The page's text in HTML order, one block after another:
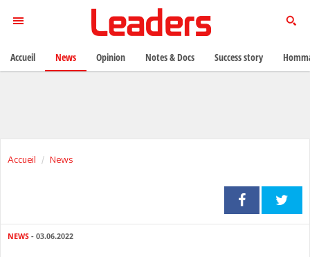
Accueil News
NEWS - 03.06.2022
Accueil News Opinion Notes & Docs Success story